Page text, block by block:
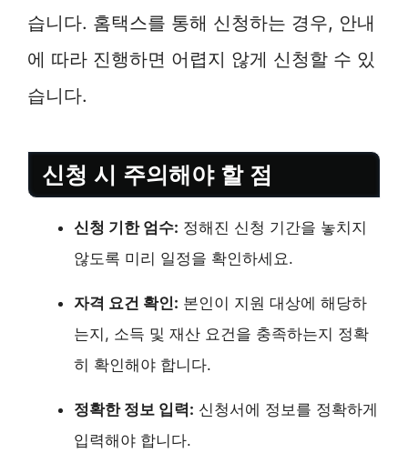
습니다. 홈택스를 통해 신청하는 경우, 안내
에 따라 진행하면 어렵지 않게 신청할 수 있
습니다.
신청 시 주의해야 할 점
신청 기한 엄수: 정해진 신청 기간을 놓치지
않도록 미리 일정을 확인하세요.
자격 요건 확인: 본인이 지원 대상에 해당하
는지, 소득 및 재산 요건을 충족하는지 정확
히 확인해야 합니다.
정확한 정보 입력: 신청서에 정보를 정확하게
입력해야 합니다.